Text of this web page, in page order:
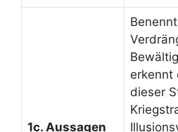
1c. Aussagen
erkennt
dieser